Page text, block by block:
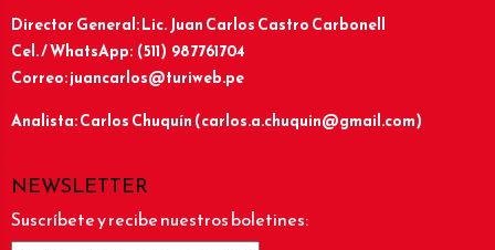
Director General: Lic.Juan Carlos Castro Carbonell
Cel. / WhatsApp: (511) 987761704
Correo: juancarlos@turiweb.pe
Analista: Carlos Chuquín (carlos.a.chuquin@gmail.com)
NEWSLETTER
Suscríbete y recibe nuestros boletines: